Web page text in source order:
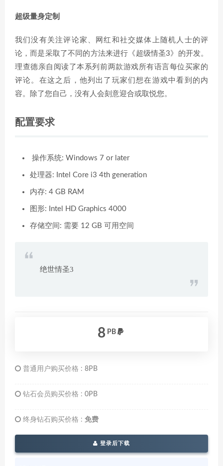
超级量身定制
我们没有关注评论家、网红和社交媒体上随机人士的评
论，而是采取了不同的方法来进行《超级情圣3》的开发。
理查德亲自阅读了本系列前两款游戏所有语言每位买家的
评论。在这之后，他列出了玩家们想在游戏中看到的内
容。除了您自己，没有人会刻意迎合或取悦您。
配置要求
操作系统: Windows 7 or later
处理器: Intel Core i3 4th generation
内存: 4 GB RAM
图形: Intel HD Graphics 4000
存储空间: 需要 12 GB 可用空间
绝世情圣3
8 PB
普通用户购买价格 : 8PB
钻石会员购买价格 : 0PB
终身钻石购买价格 : 免费
登录后下载